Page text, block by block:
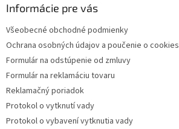
Informácie pre vás
Všeobecné obchodné podmienky
Ochrana osobných údajov a poučenie o cookies
Formulár na odstúpenie od zmluvy
Formulár na reklamáciu tovaru
Reklamačný poriadok
Protokol o vytknutí vady
Protokol o vybavení vytknutia vady